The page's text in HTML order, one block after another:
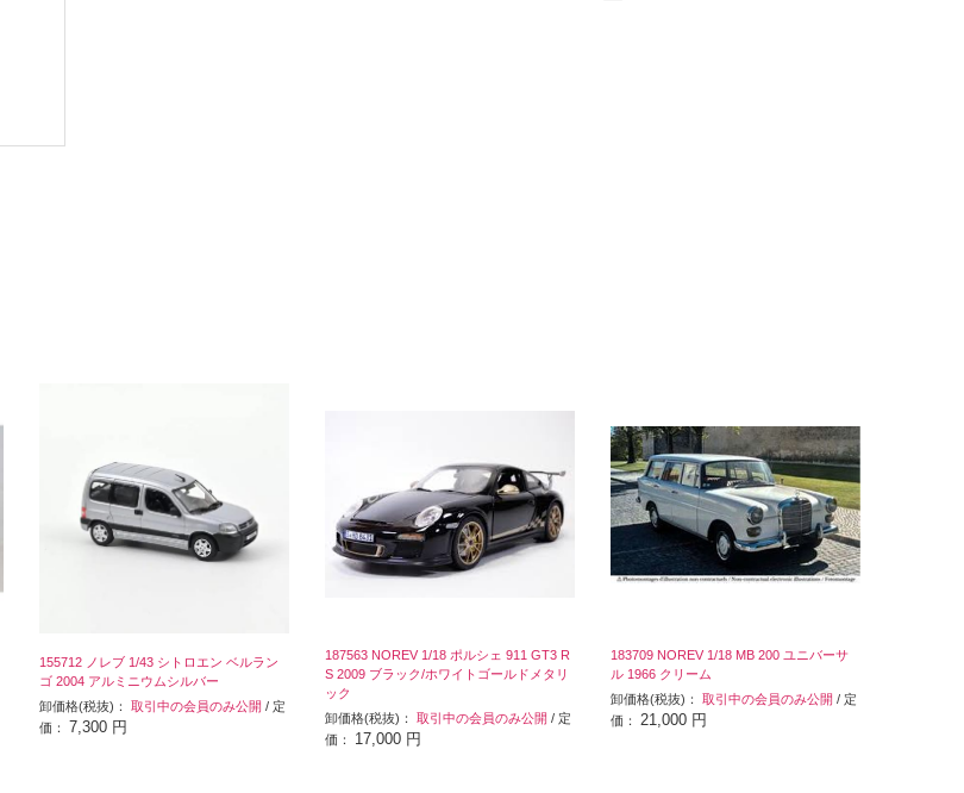
155712 ノレブ 1/43 シトロエン ベルラン
ゴ 2004 アルミニウムシルバー
卸価格(税抜)： 取引中の会員のみ公開 / 定
価： 7,300 円
187563 NOREV 1/18 ポルシェ 911 GT3 R
S 2009 ブラック/ホワイトゴールドメタリ
ック
卸価格(税抜)： 取引中の会員のみ公開 / 定
価： 17,000 円
183709 NOREV 1/18 MB 200 ユニバーサ
ル 1966 クリーム
卸価格(税抜)： 取引中の会員のみ公開 / 定
価： 21,000 円